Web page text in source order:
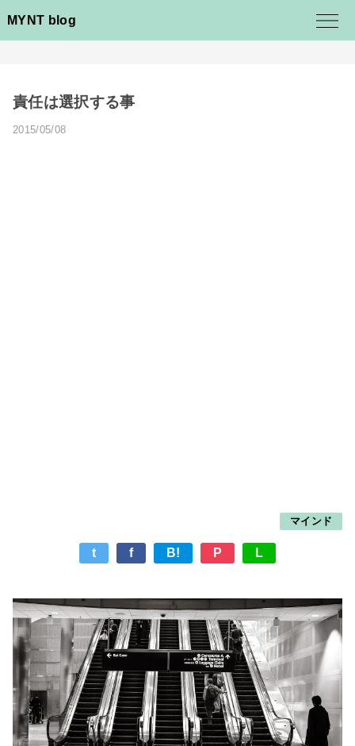
MYNT blog
責任は選択する事
2015/05/08
マインド
t f B! P L